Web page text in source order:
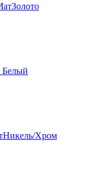
Белый
Хром